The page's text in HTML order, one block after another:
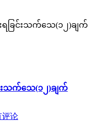
ခြင်းသက်သေ(၁၂)ချက်
းသက်သေ(၁၂)ချက်
评论